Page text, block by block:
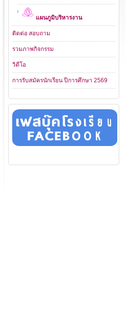
แผนภูมิบริหารงาน
ติดต่อ สอบถาม
รวมภาพกิจกรรม
วิดีโอ
การรับสมัครนักเรียน ปีการศึกษา 2569